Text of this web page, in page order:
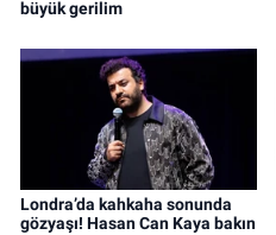
büyük gerilim
Londra’da kahkaha sonunda
gözyaşı! Hasan Can Kaya bakın